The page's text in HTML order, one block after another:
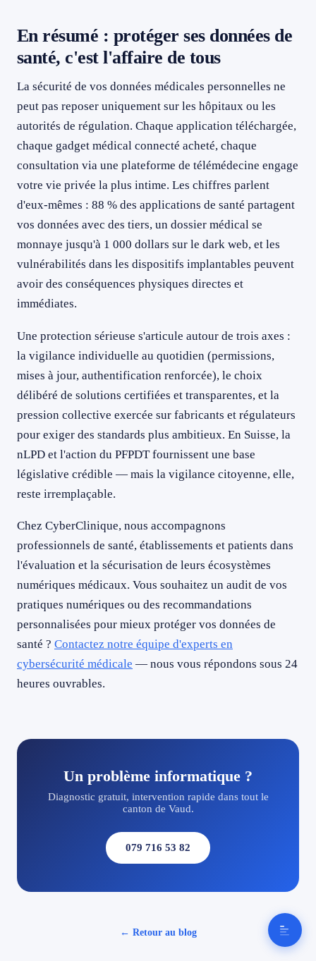
En résumé : protéger ses données de
santé, c'est l'affaire de tous
La sécurité de vos données médicales personnelles ne
peut pas reposer uniquement sur les hôpitaux ou les
autorités de régulation. Chaque application téléchargée,
chaque gadget médical connecté acheté, chaque
consultation via une plateforme de télémédecine engage
votre vie privée la plus intime. Les chiffres parlent
d'eux-mêmes : 88 % des applications de santé partagent
vos données avec des tiers, un dossier médical se
monnaye jusqu'à 1 000 dollars sur le dark web, et les
vulnérabilités dans les dispositifs implantables peuvent
avoir des conséquences physiques directes et
immédiates.
Une protection sérieuse s'articule autour de trois axes :
la vigilance individuelle au quotidien (permissions,
mises à jour, authentification renforcée), le choix
délibéré de solutions certifiées et transparentes, et la
pression collective exercée sur fabricants et régulateurs
pour exiger des standards plus ambitieux. En Suisse, la
nLPD et l'action du PFPDT fournissent une base
législative crédible — mais la vigilance citoyenne, elle,
reste irremplaçable.
Chez CyberClinique, nous accompagnons
professionnels de santé, établissements et patients dans
l'évaluation et la sécurisation de leurs écosystèmes
numériques médicaux. Vous souhaitez un audit de vos
pratiques numériques ou des recommandations
personnalisées pour mieux protéger vos données de
santé ? Contactez notre équipe d'experts en
cybersécurité médicale — nous vous répondons sous 24
heures ouvrables.
Un problème informatique ?
Diagnostic gratuit, intervention rapide dans tout le
canton de Vaud.
079 716 53 82
← Retour au blog